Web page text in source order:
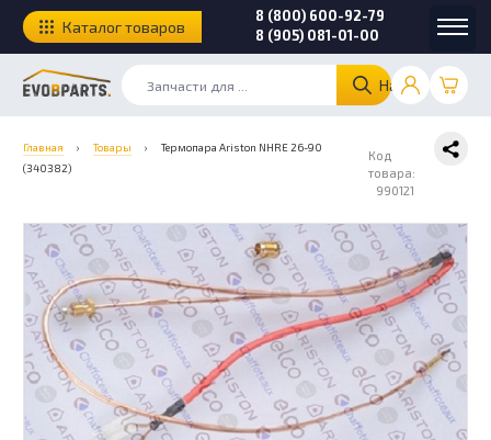
Найти
8 (800) 600-92-79
8 (905) 081-01-00
Каталог товаров
Главная › Товары ›
Термопара Ariston NHRE 26-90
(340382)
Код
товара:
990121